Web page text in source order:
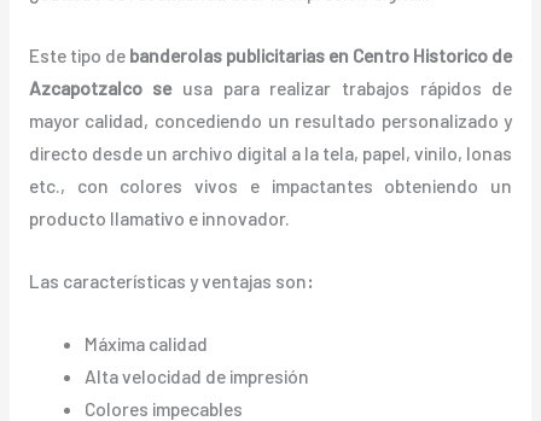
Este tipo de banderolas publicitarias en Centro Historico de
Azcapotzalco seusa para realizar trabajos rápidos de
mayor calidad, concediendo un resultado personalizado y
directo desde un archivo digital a la tela, papel, vinilo, lonas
etc., con colores vivos e impactantes obteniendo un
producto llamativo e innovador.
Las características y ventajas son:
Máxima calidad
Alta velocidad de impresión
Colores impecables